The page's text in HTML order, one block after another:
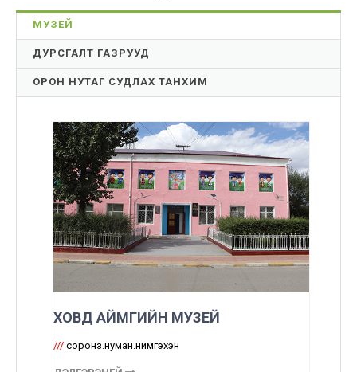
МУЗЕЙ
ДУРСГАЛТ ГАЗРУУД
ОРОН НУТАГ СУДЛАХ ТАНХИМ
ХОВД АЙМГИЙН МУЗЕЙ
/// соронз.нуман.нимгэхэн